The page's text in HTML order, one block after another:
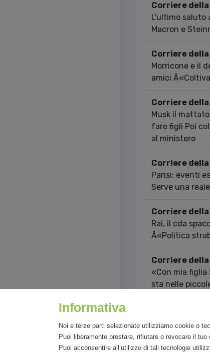
Corriere della
L'ultimo saluto
Macron e
Corriere della
Morricone e il
amici
Corriere della
Musk il
fare figli Poi
al ministero
Corriere della
Parisi: eventi
Serve una
Corriere della
Rai, il cda
Â«Politica
Corriere della
«Con mia
sta nelle
Showing 1 to 10
Informativa
Noi e terze parti selezionate utilizziamo cookie o
Puoi liberamente prestare, rifiutare o revocare il
Puoi acconsentire all’utilizzo di tali tecnologie